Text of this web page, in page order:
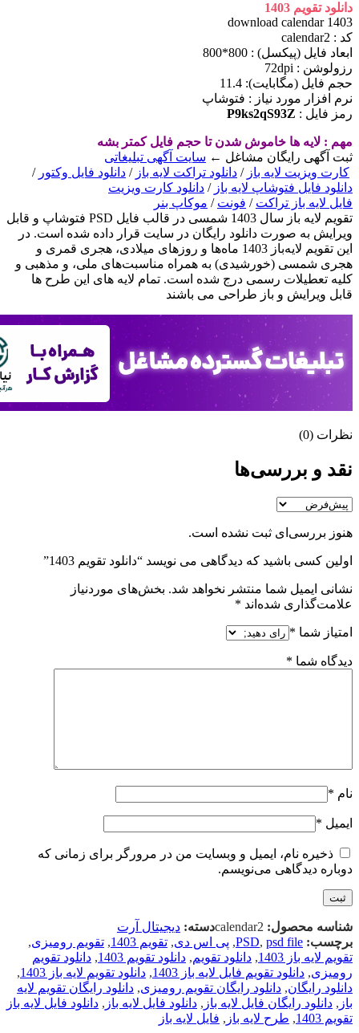
دانلود تقویم 1403
download calendar 1403
کد : calendar2
ابعاد فايل (پيکسل) : 800*800
رزولوشن : 72dpi
حجم فايل (مگابايت): 11.4
نرم افزار مورد نياز : فتوشاپ
رمز فایل : P9ks2qS93Z
مهم : لایه ها خاموش شدن تا حجم فایل کمتر بشه
ثبت آگهی رایگان مشاغل ← سایت آگهی تبلیغاتی
کارت ویزیت لایه باز / دانلود تراکت لایه باز / دانلود فایل وکتور /
دانلود فایل فتوشاپ لایه باز / دانلود کارت ویزیت
فایل لایه باز تراکت / فونت / موکاپ بنر
تقویم لایه باز سال 1403 شمسی در قالب فایل PSD فتوشاپ و قابل
ویرایش به صورت دانلود رایگان در سایت قرار داده شده است. در
این تقویم لایه‌باز 1403 ماه‌ها و روزهای میلادی، هجری قمری و
هجری شمسی (خورشیدی) به همراه مناسبت‌های ملی، و مذهبی و
کلیه تعطیلات رسمی درج شده است. تمام لایه های این طرح ها
قابل ویرایش و باز طراحی می باشند
نظرات (0)
نقد و بررسی‌ها
هنوز بررسی‌ای ثبت نشده است.
اولین کسی باشید که دیدگاهی می نویسد “دانلود تقویم 1403”
نشانی ایمیل شما منتشر نخواهد شد. بخش‌های موردنیاز
علامت‌گذاری شده‌اند *
امتیاز شما *
دیدگاه شما *
نام *
ایمیل *
ذخیره نام، ایمیل و وبسایت من در مرورگر برای زمانی که
دوباره دیدگاهی می‌نویسم.
شناسه محصول: calendar2دسته: دیجیتال آرت
برچسب:
PSD, psd file
, پی اس دی, تقویم 1403 , تقویم رومیزی,
تقویم لایه باز 1403
, دانلود تقویم, دانلود تقویم 1403 , دانلود تقویم
رومیزی, دانلود تقویم فایل لایه باز 1403 , دانلود تقویم لایه باز 1403
,
دانلود رایگان, دانلود رایگان تقویم رومیزی, دانلود رایگان تقویم لایه
باز , دانلود رایگان فایل لایه باز , دانلود فایل لایه باز , دانلود فایل لایه باز
تقویم 1403
, طرح لایه باز , فایل لایه باز